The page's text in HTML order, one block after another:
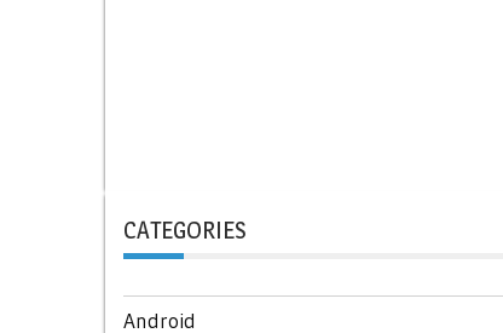
CATEGORIES
Android